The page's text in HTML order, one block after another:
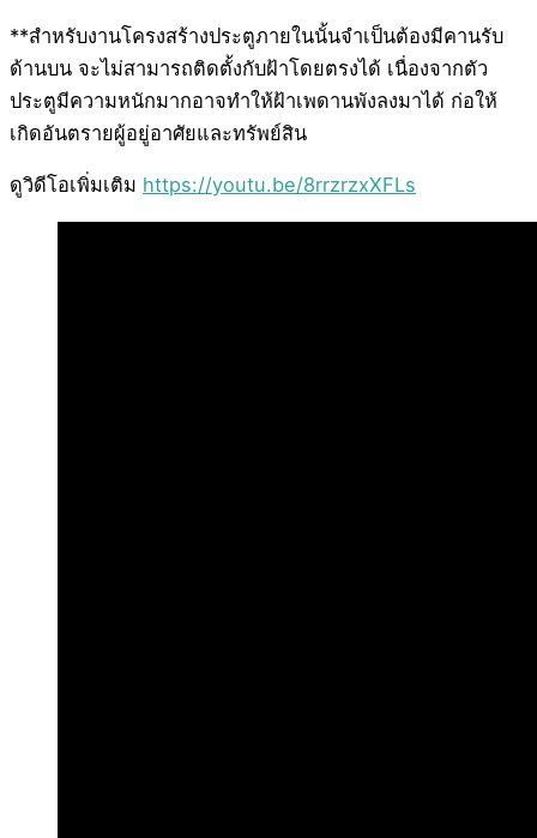
**สำหรับงานโครงสร้างประตูภายในนั้นจำเป็นต้องมีคานรับ
ด้านบน จะไม่สามารถติดตั้งกับฝ้าโดยตรงได้ เนื่องจากตัว
ประตูมีความหนักมากอาจทำให้ฝ้าเพดานพังลงมาได้ ก่อให้
เกิดอันตรายผู้อยู่อาศัยและทรัพย์สิน
ดูวิดีโอเพิ่มเติม https://youtu.be/8rrzrzxXFLs